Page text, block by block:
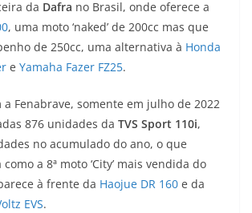
da Dafra no Brasil, onde oferece a
, uma moto ‘naked’ de 200cc mas que
de 250cc, uma alternativa à Honda
e Yamaha Fazer FZ25.
a Fenabrave, somente em julho de 2022
876 unidades da TVS Sport 110i,
no acumulado do ano, o que
a 8ª moto ‘City’ mais vendida do
à frente da Haojue DR 160 e da
EVS.